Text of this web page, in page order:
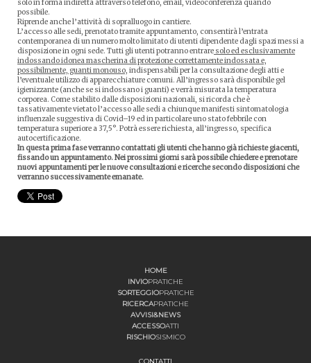
solo in forma indiretta attraverso telefono, email, videoconferenza quando
possibile.
Riprende anche l’attività di sopralluogo in cantiere.
L’accesso alle sedi, prenotato tramite appuntamento, consentirà l’entrata
contemporanea di un numero molto limitato di utenti dipendente dagli spazi messi a
disposizione in ogni sede. Tutti gli utenti potranno entrare solo ed esclusivamente
indossando idonea mascherina di protezione correttamente indossata e,
possibilmente, guanti monouso, indispensabili per la consultazione degli atti e
l’eventuale utilizzo di apparecchiature comuni. All’ingresso sarà disponibile gel
igienizzante (anche se si indossano i guanti) e verrà misurata la temperatura
corporea. Come stabilito dalle disposizioni nazionali, si ricorda che è
tassativamente vietato l’accesso alle sedi a chiunque manifesti sintomatologia
influenzale suggestiva di Covid–19 ed in particolare uno stato febbrile con
temperatura superiore a 37,5°. Potrà essere richiesta, all’ingresso, specifica
autocertificazione.
In questa prima fase verranno contattati gli utenti che hanno già richieste giacenti,
fissando un appuntamento. Nei prossimi giorni sarà possibile chiedere e prenotare
nuovi appuntamenti per le nuove consultazioni e ricerche secondo disposizioni che
verranno successivamente emanate.
HOME
INVIOPRATICHE
SORTEGGIOPRATICHE
RICERCAPRATICHE
AVVISI&NEWS
ACCESSOATTI
RISCHIOSISMICO
CONTATTI